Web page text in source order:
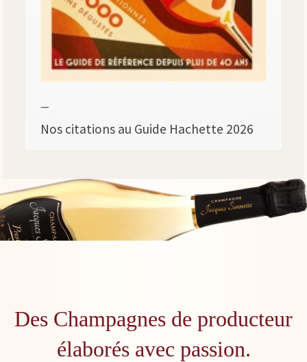
—
Nos citations au Guide Hachette 2026
Des Champagnes de producteur
élaborés avec passion.